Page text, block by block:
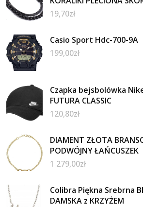
19,70zł
Casio Sport Hdc-700-9A
199,00zł
Czapka bejsbolówka
FUTURA CLASSIC
120,80zł
DIAMENT ZŁOTA
PODWÓJNY ŁAŃCUSZEK
1 279,00zł
Colibra Piękna Srebrna
DAMSKA z KRZYŻEM